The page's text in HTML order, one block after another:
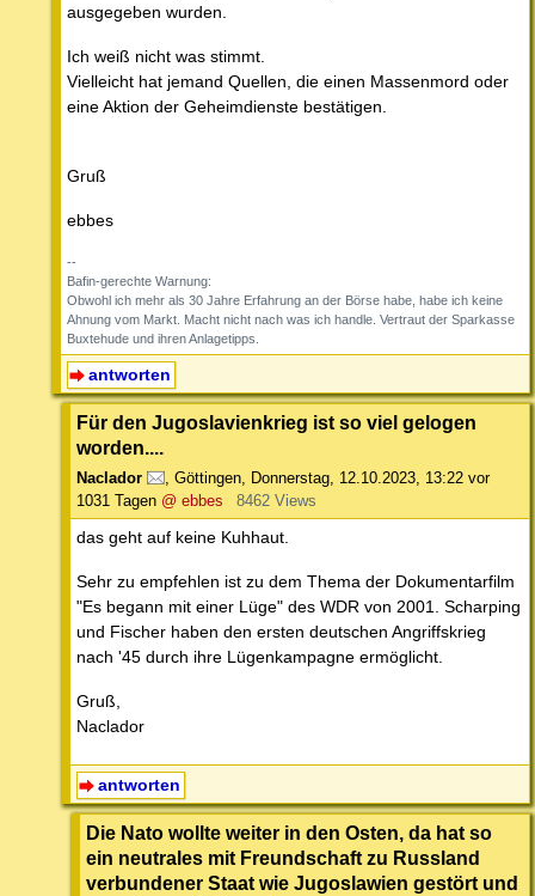
ausgegeben wurden.
Ich weiß nicht was stimmt.
Vielleicht hat jemand Quellen, die einen Massenmord oder
eine Aktion der Geheimdienste bestätigen.
Gruß
ebbes
--
Bafin-gerechte Warnung:
Obwohl ich mehr als 30 Jahre Erfahrung an der Börse habe, habe ich keine
Ahnung vom Markt. Macht nicht nach was ich handle. Vertraut der Sparkasse
Buxtehude und ihren Anlagetipps.
antworten
Für den Jugoslavienkrieg ist so viel gelogen
worden....
Naclador , Göttingen, Donnerstag, 12.10.2023, 13:22 vor
1031 Tagen @ ebbes 8462 Views
das geht auf keine Kuhhaut.
Sehr zu empfehlen ist zu dem Thema der Dokumentarfilm
"Es begann mit einer Lüge" des WDR von 2001. Scharping
und Fischer haben den ersten deutschen Angriffskrieg
nach '45 durch ihre Lügenkampagne ermöglicht.
Gruß,
Naclador
antworten
Die Nato wollte weiter in den Osten, da hat so
ein neutrales mit Freundschaft zu Russland
verbundener Staat wie Jugoslawien gestört und